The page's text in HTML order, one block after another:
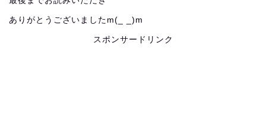
ありがとうございましたm(_ _)m
スポンサードリンク